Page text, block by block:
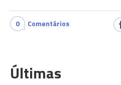
0 Comentários
Últimas